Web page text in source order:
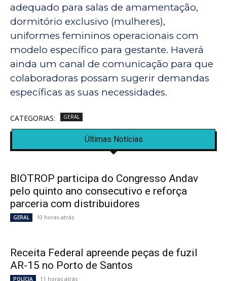
adequado para salas de amamentação,
dormitório exclusivo (mulheres),
uniformes femininos operacionais com
modelo específico para gestante. Haverá
ainda um canal de comunicação para que
colaboradoras possam sugerir demandas
específicas as suas necessidades.
CATEGORIAS: GERAL
Últimas Notícias
BIOTROP participa do Congresso Andav
pelo quinto ano consecutivo e reforça
parceria com distribuidores
GERAL 10 horas atrás
Receita Federal apreende peças de fuzil
AR-15 no Porto de Santos
POLÍCIA 11 horas atrás